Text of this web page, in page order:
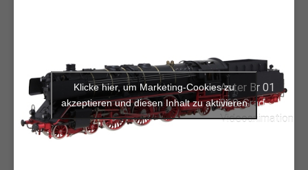
Aster Br 01
360-Grad
Videoanimation
Klicke hier, um Marketing-Cookies zu
akzeptieren und diesen Inhalt zu aktivieren